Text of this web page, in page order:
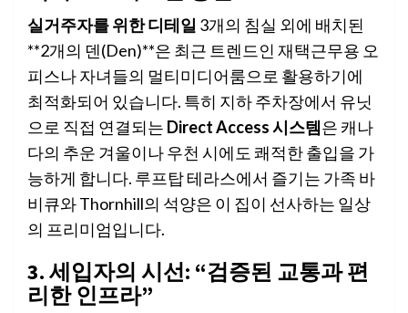
실거주자를 위한 디테일 3개의 침실 외에 배치된
**2개의 덴(Den)**은 최근 트렌드인 재택근무용 오
피스나 자녀들의 멀티미디어룸으로 활용하기에
최적화되어 있습니다. 특히 지하 주차장에서 유닛
으로 직접 연결되는 Direct Access 시스템은 캐나
다의 추운 겨울이나 우천 시에도 쾌적한 출입을 가
능하게 합니다. 루프탑 테라스에서 즐기는 가족 바
비큐와 Thornhill의 석양은 이 집이 선사하는 일상
의 프리미엄입니다.
3. 세입자의 시선: “검증된 교통과 편
리한 인프라”